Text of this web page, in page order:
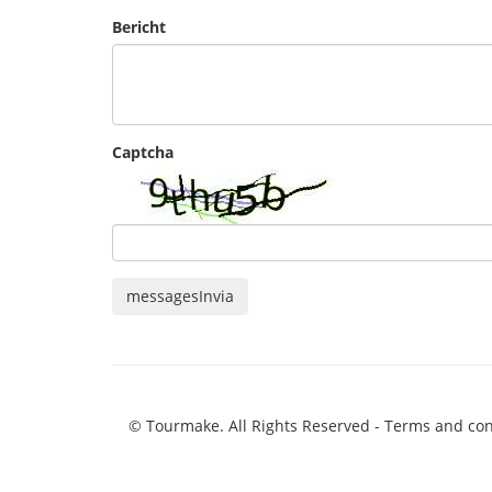
Bericht
Captcha
messagesInvia
© Tourmake. All Rights Reserved - Terms and